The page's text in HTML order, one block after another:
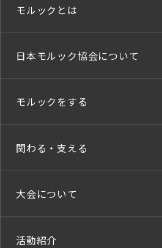
モルックとは
日本モルック協会について
モルックをする
関わる・支える
大会について
活動紹介